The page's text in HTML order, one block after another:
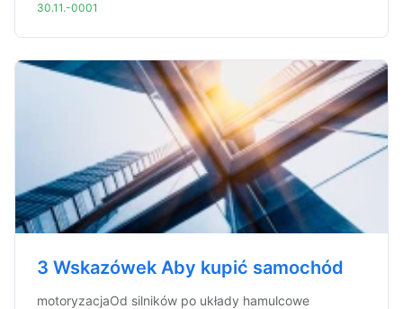
30.11.-0001
3 Wskazówek Aby kupić samochód
motoryzacjaOd silników po układy hamulcowe